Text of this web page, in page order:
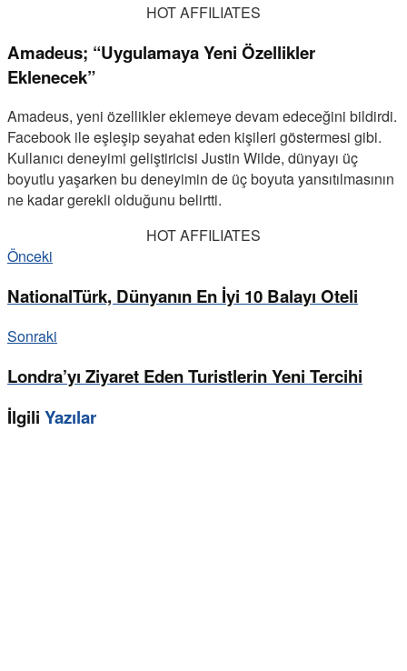
HOT AFFILIATES
Amadeus; “Uygulamaya Yeni Özellikler
Eklenecek”
Amadeus, yeni özellikler eklemeye devam edeceğini bildirdi.
Facebook ile eşleşip seyahat eden kişileri göstermesi gibi.
Kullanıcı deneyimi geliştiricisi Justin Wilde, dünyayı üç
boyutlu yaşarken bu deneyimin de üç boyuta yansıtılmasının
ne kadar gerekli olduğunu belirtti.
HOT AFFILIATES
Önceki
NationalTürk, Dünyanın En İyi 10 Balayı Oteli
Sonraki
Londra’yı Ziyaret Eden Turistlerin Yeni Tercihi
İlgili Yazılar